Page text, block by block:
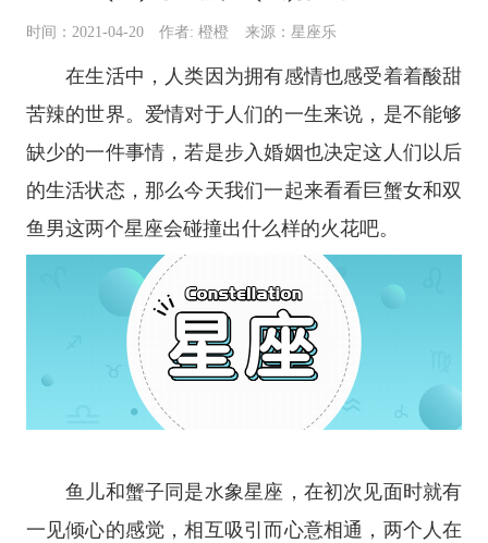
时间：2021-04-20 作者: 橙橙 来源：星座乐
在生活中，人类因为拥有感情也感受着着酸甜
苦辣的世界。爱情对于人们的一生来说，是不能够
缺少的一件事情，若是步入婚姻也决定这人们以后
的生活状态，那么今天我们一起来看看巨蟹女和双
鱼男这两个星座会碰撞出什么样的火花吧。
鱼儿和蟹子同是水象星座 ，在初次见面时就有
一见倾心的感觉，相互吸引而心意相通，两个人在